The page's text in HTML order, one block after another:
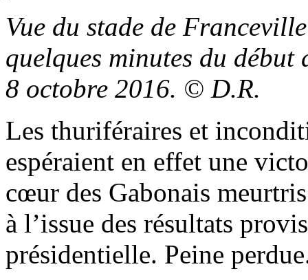
Vue du stade de
quelques minutes du
8 octobre 2016. © D.R.
Les thuriféraires et
espéraient en effet une
cœur des Gabonais
à l’issue des résultats
présidentielle. Peine